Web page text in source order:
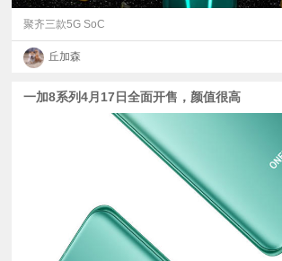
聚齐三款5G SoC
丘加森
一加8系列4月17日全面开售，颜值很高